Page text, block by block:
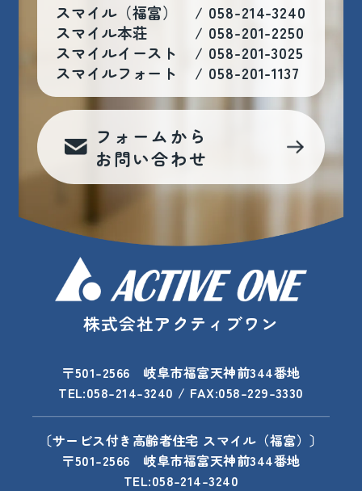
スマイル（福富）
スマイル本荘
スマイルイースト
スマイルフォート
/ 058-214-3240
/ 058-201-2250
/ 058-201-3025
/ 058-201-1137
フォームから
お問い合わせ
株式会社アクティブワン
〒501-2566 岐阜市福富天神前344番地
TEL:058-214-3240 / FAX:058-229-3330
〔サービス付き高齢者住宅 スマイル（福富）〕
〒501-2566 岐阜市福富天神前344番地
TEL:058-214-3240